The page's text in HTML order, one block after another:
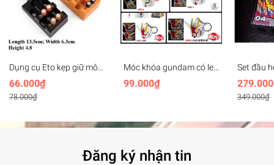
Dụng cụ Eto kẹp giữ mô
hình Mini bench vise
plastic
66.000₫
78.000₫
Móc khóa gundam có led
SD Mecha Head Key
Chain (rx78, unicorn,
99.000₫
Set đầu
MHEX
Vajra 04
349.000₫
Đăng ký nhận tin